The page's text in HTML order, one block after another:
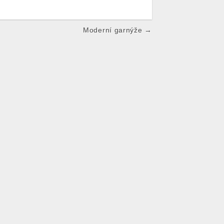
Moderní garnýže →